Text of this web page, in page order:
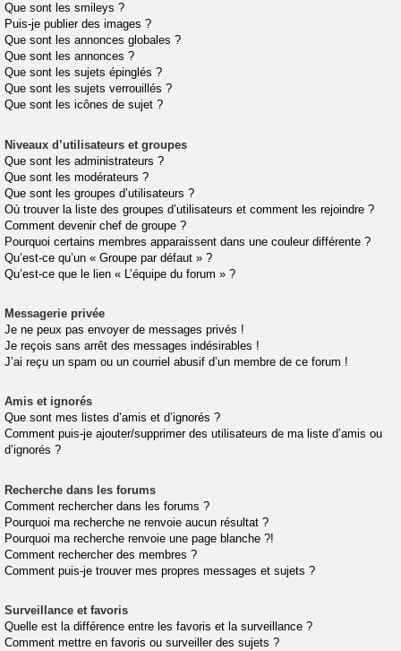
Que sont les smileys ?
Puis-je publier des images ?
Que sont les annonces globales ?
Que sont les annonces ?
Que sont les sujets épinglés ?
Que sont les sujets verrouillés ?
Que sont les icônes de sujet ?
Niveaux d’utilisateurs et groupes
Que sont les administrateurs ?
Que sont les modérateurs ?
Que sont les groupes d’utilisateurs ?
Où trouver la liste des groupes d’utilisateurs et comment les rejoindre ?
Comment devenir chef de groupe ?
Pourquoi certains membres apparaissent dans une couleur différente ?
Qu’est-ce qu’un « Groupe par défaut » ?
Qu’est-ce que le lien « L’équipe du forum » ?
Messagerie privée
Je ne peux pas envoyer de messages privés !
Je reçois sans arrêt des messages indésirables !
J’ai reçu un spam ou un courriel abusif d’un membre de ce forum !
Amis et ignorés
Que sont mes listes d’amis et d’ignorés ?
Comment puis-je ajouter/supprimer des utilisateurs de ma liste d’amis ou
d’ignorés ?
Recherche dans les forums
Comment rechercher dans les forums ?
Pourquoi ma recherche ne renvoie aucun résultat ?
Pourquoi ma recherche renvoie une page blanche ?!
Comment rechercher des membres ?
Comment puis-je trouver mes propres messages et sujets ?
Surveillance et favoris
Quelle est la différence entre les favoris et la surveillance ?
Comment mettre en favoris ou surveiller des sujets ?